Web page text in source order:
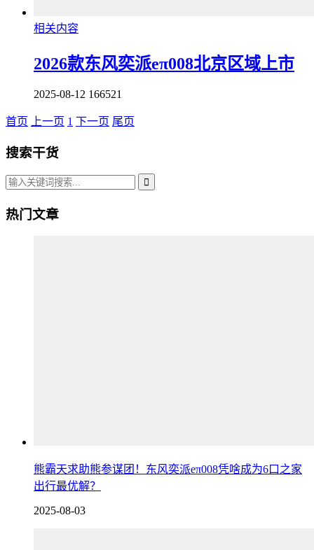
相关内容
2026款东风奕派eπ008北京区域上市
2025-08-12 166521
首页 上一页 1 下一页 尾页
搜索干货
热门文章
熊霸天求助熊参谋团！东风奕派eπ008凭啥成为6口之家
出行最优解？
2025-08-03